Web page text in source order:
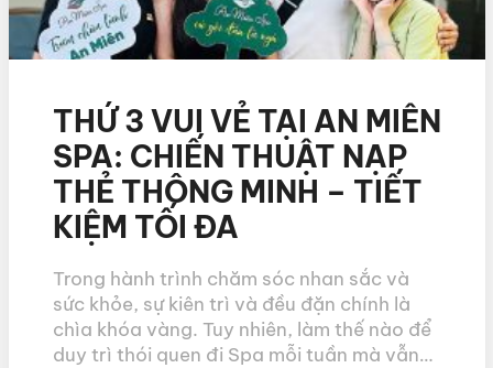
THỨ 3 VUI VẺ TẠI AN MIÊN
SPA: CHIẾN THUẬT NẠP
THẺ THÔNG MINH – TIẾT
KIỆM TỐI ĐA
Trong hành trình chăm sóc nhan sắc và
sức khỏe, sự kiên trì và đều đặn chính là
chìa khóa vàng. Tuy nhiên, làm thế nào để
duy trì thói quen đi Spa mỗi tuần mà vẫn